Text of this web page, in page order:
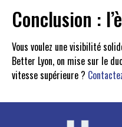
Conclusion :
Vous voulez une visibilité
Better Lyon, on mise sur le
vitesse supérieure ?